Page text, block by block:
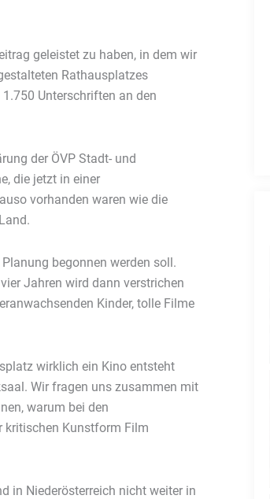
geleistet zu haben, in dem wir
Rathausplatzes
Unterschriften an den
der ÖVP Stadt- und
die jetzt in einer
vorhanden waren wie die
begonnen werden soll.
Jahren wird dann verstrichen
Kinder, tolle Filme
wirklich ein Kino entsteht
Wir fragen uns zusammen mit
warum bei den
kritischen Kunstform Film
in Niederösterreich nicht weiter in